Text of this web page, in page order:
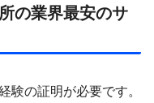
の業界最安のサ
験の証明が必要です。